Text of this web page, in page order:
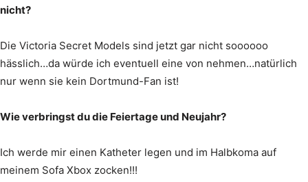
nicht?
Die Victoria Secret Models sind jetzt gar nicht soooooo
hässlich…da würde ich eventuell eine von nehmen…natürlich
nur wenn sie kein Dortmund-Fan ist!
Wie verbringst du die Feiertage und Neujahr?
Ich werde mir einen Katheter legen und im Halbkoma auf
meinem Sofa Xbox zocken!!!